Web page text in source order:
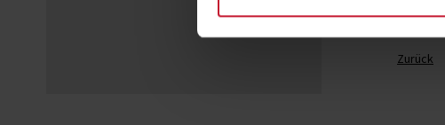
Zurück